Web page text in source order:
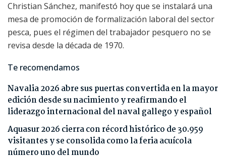
Christian Sánchez, manifestó hoy que se instalará una
mesa de promoción de formalización laboral del sector
pesca, pues el régimen del trabajador pesquero no se
revisa desde la década de 1970.
Te recomendamos
Navalia 2026 abre sus puertas convertida en la mayor
edición desde su nacimiento y reafirmando el
liderazgo internacional del naval gallego y español
Aquasur 2026 cierra con récord histórico de 30.959
visitantes y se consolida como la feria acuícola
número uno del mundo